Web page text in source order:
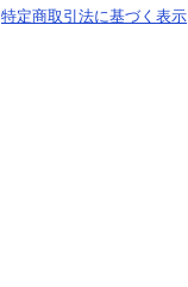
特定商取引法に基づく表示